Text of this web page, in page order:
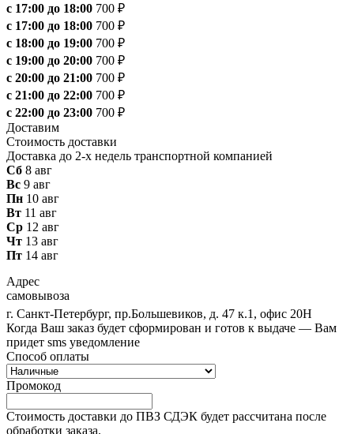
с 17:00 до 18:00 700 ₽
с 17:00 до 18:00 700 ₽
с 18:00 до 19:00 700 ₽
с 19:00 до 20:00 700 ₽
с 20:00 до 21:00 700 ₽
с 21:00 до 22:00 700 ₽
с 22:00 до 23:00 700 ₽
Доставим
Стоимость доставки
Доставка до 2-х недель транспортной компанией
Сб 8 авг
Вс 9 авг
Пн 10 авг
Вт 11 авг
Ср 12 авг
Чт 13 авг
Пт 14 авг
Адрес
самовывоза
г. Санкт-Петербург, пр.Большевиков, д. 47 к.1, офис 20Н
Когда Ваш заказ будет сформирован и готов к выдаче — Вам
придет sms уведомление
Способ оплаты
Промокод
Стоимость доставки до ПВЗ СДЭК будет рассчитана после
обработки заказа.